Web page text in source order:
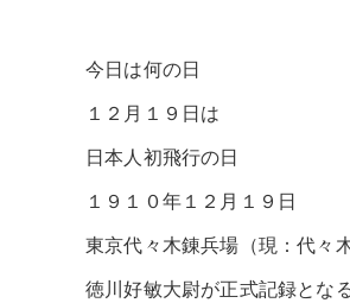
今日は何の日
１２月１９日は
日本人初飛行の日
１９１０年１２月１９日
東京代々木錬兵場（現：代々
徳川好敏大尉が正式記録とな